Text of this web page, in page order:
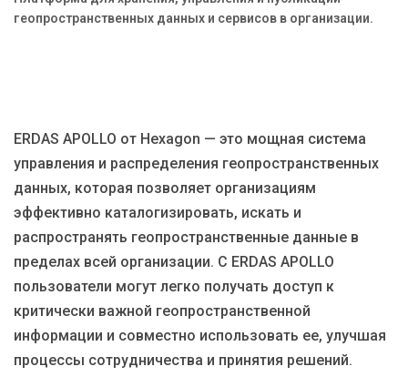
Блог
геопространственных данных и сервисов в организации.
ERDAS APOLLO от Hexagon — это мощная система
управления и распределения геопространственных
данных, которая позволяет организациям
эффективно каталогизировать, искать и
распространять геопространственные данные в
пределах всей организации. С ERDAS APOLLO
пользователи могут легко получать доступ к
критически важной геопространственной
информации и совместно использовать ее, улучшая
процессы сотрудничества и принятия решений.